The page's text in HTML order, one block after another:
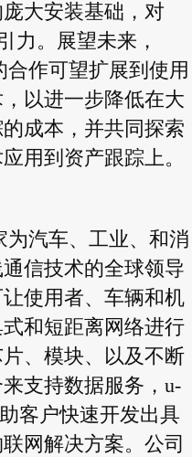
大安装基础，对
力。展望未来，
合作可望扩展到使用
以进一步降低在大
成本，并共同探索
用到资产跟踪上。
为汽车、工业、和消
信技术的全球领导
使用者、车辆和机
和短距离网络进行
、模块、以及不断
支持数据服务，u-
客户快速开发出具
网解决方案。公司